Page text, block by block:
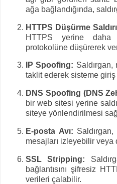
ağa bağlandığında,
HTTPS Düşürme
HTTPS yerine
protokolüne düşürerek
IP Spoofing:
taklit ederek sisteme giriş
DNS Spoofing (DNS
bir web sitesi yerine
siteye yönlendirilmesi
E-posta Avı:
mesajları izleyebilir veya
SSL Stripping:
bağlantısını şifresiz
verileri çalabilir.